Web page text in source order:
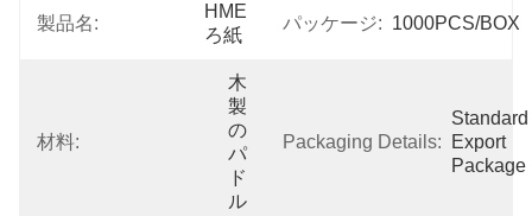
製品名:
HME
ろ紙
パッケージ: 1000PCS/BOX
材料:
木
製
の
パ
ド
ル
Packaging Details:
Standard
Export
Package